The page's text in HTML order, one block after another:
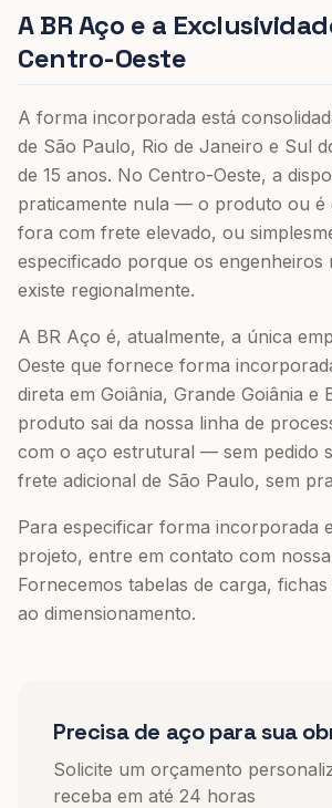
A BR Aço e a
Centro-Oeste
A forma incorporada está
de São Paulo, Rio de Janeiro e Sul
de 15 anos. No Centro-Oeste, a
praticamente nula — o produto ou é
fora com frete elevado, ou
especificado porque os engenheiros
existe regionalmente.
A BR Aço é, atualmente, a única
Oeste que fornece forma
direta em Goiânia, Grande Goiânia e
produto sai da nossa linha de
com o aço estrutural — sem pedido
frete adicional de São Paulo, sem
Para especificar forma incorporada
projeto, entre em contato com
Fornecemos tabelas de carga,
ao dimensionamento.
Precisa de aço para sua
Solicite um orçamento
receba em até 24 horas